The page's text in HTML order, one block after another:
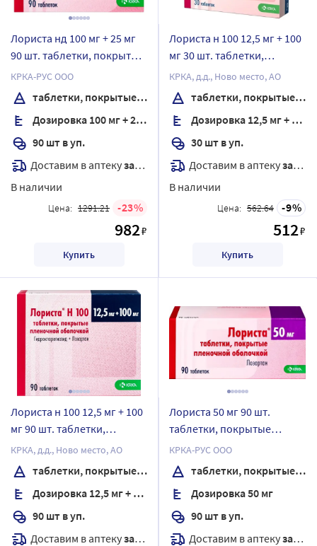
Лориста нд 100 мг + 25 мг
90 шт. таблетки, покрытые
пленочной оболочкой
КРКА-РУС ООО
таблетки, покрытые пленочной оболочкой
Дозировка 100 мг + 25 мг
90 шт в уп.
Доставим в аптекузавтра
В наличии
Цена: 1291.21 23
982₽
Купить
Лориста н 100 12,5 мг + 100
мг 30 шт. таблетки,
покрытые пленочной
оболочкой
КРКА, д.д., Ново место, АО
таблетки, покрытые пленочной оболочкой
Дозировка 12,5 мг + 100 мг
30 шт в уп.
Доставим в аптекузавтра
В наличии
Цена: 562.64 9
512₽
Купить
Лориста н 100 12,5 мг + 100
мг 90 шт. таблетки,
покрытые пленочной
оболочкой
КРКА, д.д., Ново место, АО
таблетки, покрытые пленочной оболочкой
Дозировка 12,5 мг + 100 мг
90 шт в уп.
Доставим в аптекузавтра
Лориста 50 мг 90 шт.
таблетки, покрытые
пленочной оболочкой
КРКА-РУС ООО
таблетки, покрытые пленочной оболочкой
Дозировка 50 мг
90 шт в уп.
Доставим в аптекузавтра